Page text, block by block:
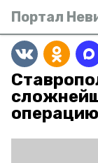
Портал
операцию